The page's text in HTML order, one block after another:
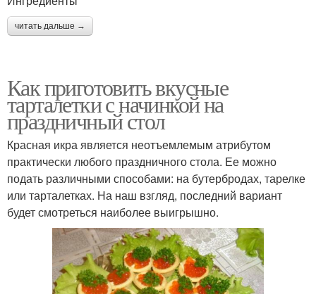
читать дальше →
Как приготовить вкусные
тарталетки с начинкой на
праздничный стол
Красная икра является неотъемлемым атрибутом
практически любого праздничного стола. Ее можно
подать различными способами: на бутербродах, тарелке
или тарталетках. На наш взгляд, последний вариант
будет смотреться наиболее выигрышно.